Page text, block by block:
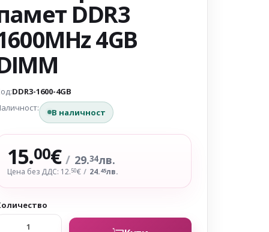
DDR3
4GB
DDR3-1600-4GB
В наличност
15.00€ / 29.34лв.
Цена без ДДС: 12.50€ / 24.45лв.